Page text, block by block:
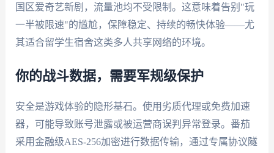
国区爱奇艺新剧，流量池均不受限制。这意味着告别"玩
一半被限速"的尴尬，保障稳定、持续的畅快体验——尤
其适合留学生宿舍这类多人共享网络的环境。
你的战斗数据，需要军规级保护
安全是游戏体验的隐形基石。使用劣质代理或免费加速
器，可能导致账号泄露或被运营商误判异常登录。番茄
采用金融级AES-256加密进行数据传输，通过专属协议隧